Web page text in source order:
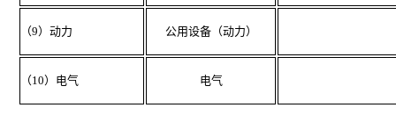
（9）动力 公用设备（动力）
（10）电气 电气